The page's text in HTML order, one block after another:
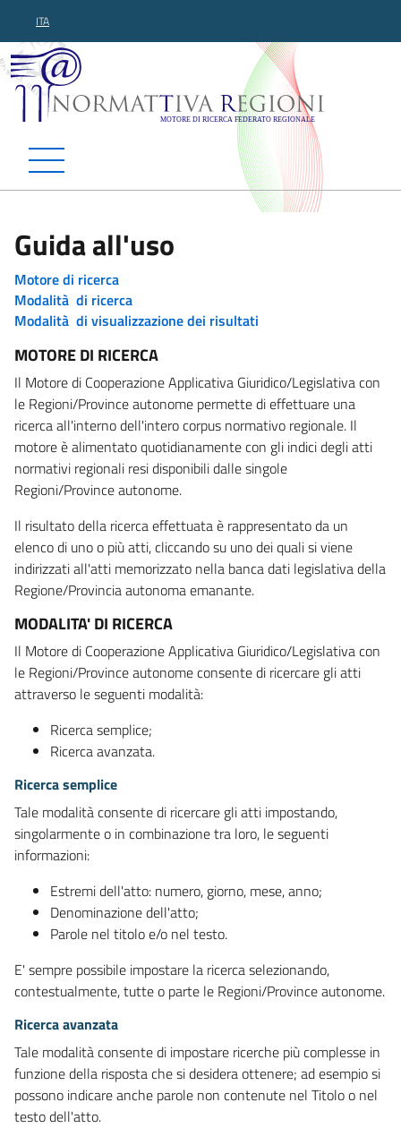
ITA
Normattiva Regioni -
Guida all'uso
Motore di ricerca
Modalità di ricerca
Modalità di visualizzazione dei risultati
MOTORE DI RICERCA
Il Motore di Cooperazione Applicativa Giuridico/Legislativa con
le Regioni/Province autonome permette di effettuare una
ricerca all'interno dell'intero corpus normativo regionale. Il
motore è alimentato quotidianamente con gli indici degli atti
normativi regionali resi disponibili dalle singole
Regioni/Province autonome.
Il risultato della ricerca effettuata è rappresentato da un
elenco di uno o più atti, cliccando su uno dei quali si viene
indirizzati all'atti memorizzato nella banca dati legislativa della
Regione/Provincia autonoma emanante.
MODALITA' DI RICERCA
Il Motore di Cooperazione Applicativa Giuridico/Legislativa con
le Regioni/Province autonome consente di ricercare gli atti
attraverso le seguenti modalità:
Ricerca semplice;
Ricerca avanzata.
Ricerca semplice
Tale modalità consente di ricercare gli atti impostando,
singolarmente o in combinazione tra loro, le seguenti
informazioni:
Estremi dell'atto: numero, giorno, mese, anno;
Denominazione dell'atto;
Parole nel titolo e/o nel testo.
E' sempre possibile impostare la ricerca selezionando,
contestualmente, tutte o parte le Regioni/Province autonome.
Ricerca avanzata
Tale modalità consente di impostare ricerche più complesse in
funzione della risposta che si desidera ottenere; ad esempio si
possono indicare anche parole non contenute nel Titolo o nel
testo dell'atto.